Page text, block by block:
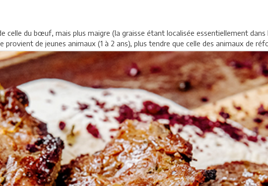
celle du bœuf, mais plus maigre (la graisse étant localisée essentiellement dans
provient de jeunes animaux (1 à 2 ans), plus tendre que celle des animaux de